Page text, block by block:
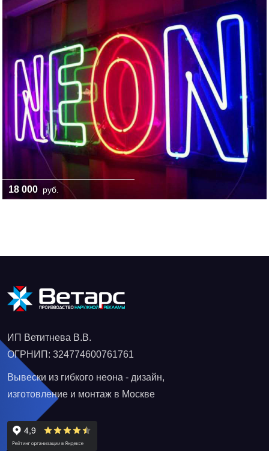
18 000 руб.
ИП Ветитнева В.В.
ОГРНИП: 324774600761761
Вывески из гибкого неона - дизайн,
изготовление и монтаж в Москве